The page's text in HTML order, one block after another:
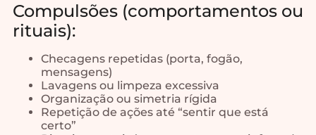
Compulsões (comportamentos ou
rituais):
Checagens repetidas (porta, fogão,
mensagens)
Lavagens ou limpeza excessiva
Organização ou simetria rígida
Repetição de ações até “sentir que está
certo”